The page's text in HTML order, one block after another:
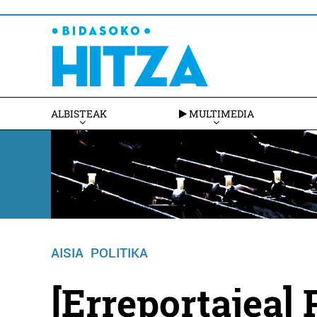
ALBISTEAK MULTIMEDIA
AISIA POLITIKA
[Erreportajea]